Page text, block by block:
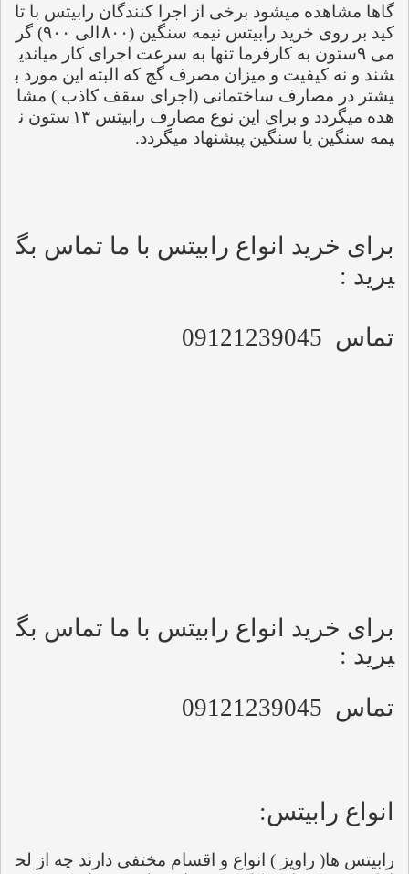
گاها مشاهده میشود برخی از اجرا کنندگان رابیتس با تا
کید بر روی خرید رابیتس نیمه سنگین (۸۰۰الی ۹۰۰) گر
می ۹ستون به کارفرما تنها به سرعت اجرای کار میاندی
شند و نه کیفیت و میزان مصرف گچ که البته این مورد ب
یشتر در مصارف ساختمانی (اجرای سقف کاذب ) مشا
هده میگردد و برای این نوع مصارف رابیتس ۱۳ ستون ن
یمه سنگین یا سنگین پیشنهاد میگردد.
برای خرید انواع رابیتس با ما تماس بگ
یرید :
تماس 09121239045
برای خرید انواع رابیتس با ما تماس بگ
یرید :
تماس  09121239045
انواع رابیتس:
رابیتس ها( راویز ) انواع و اقسام مختفی دارند چه از لح